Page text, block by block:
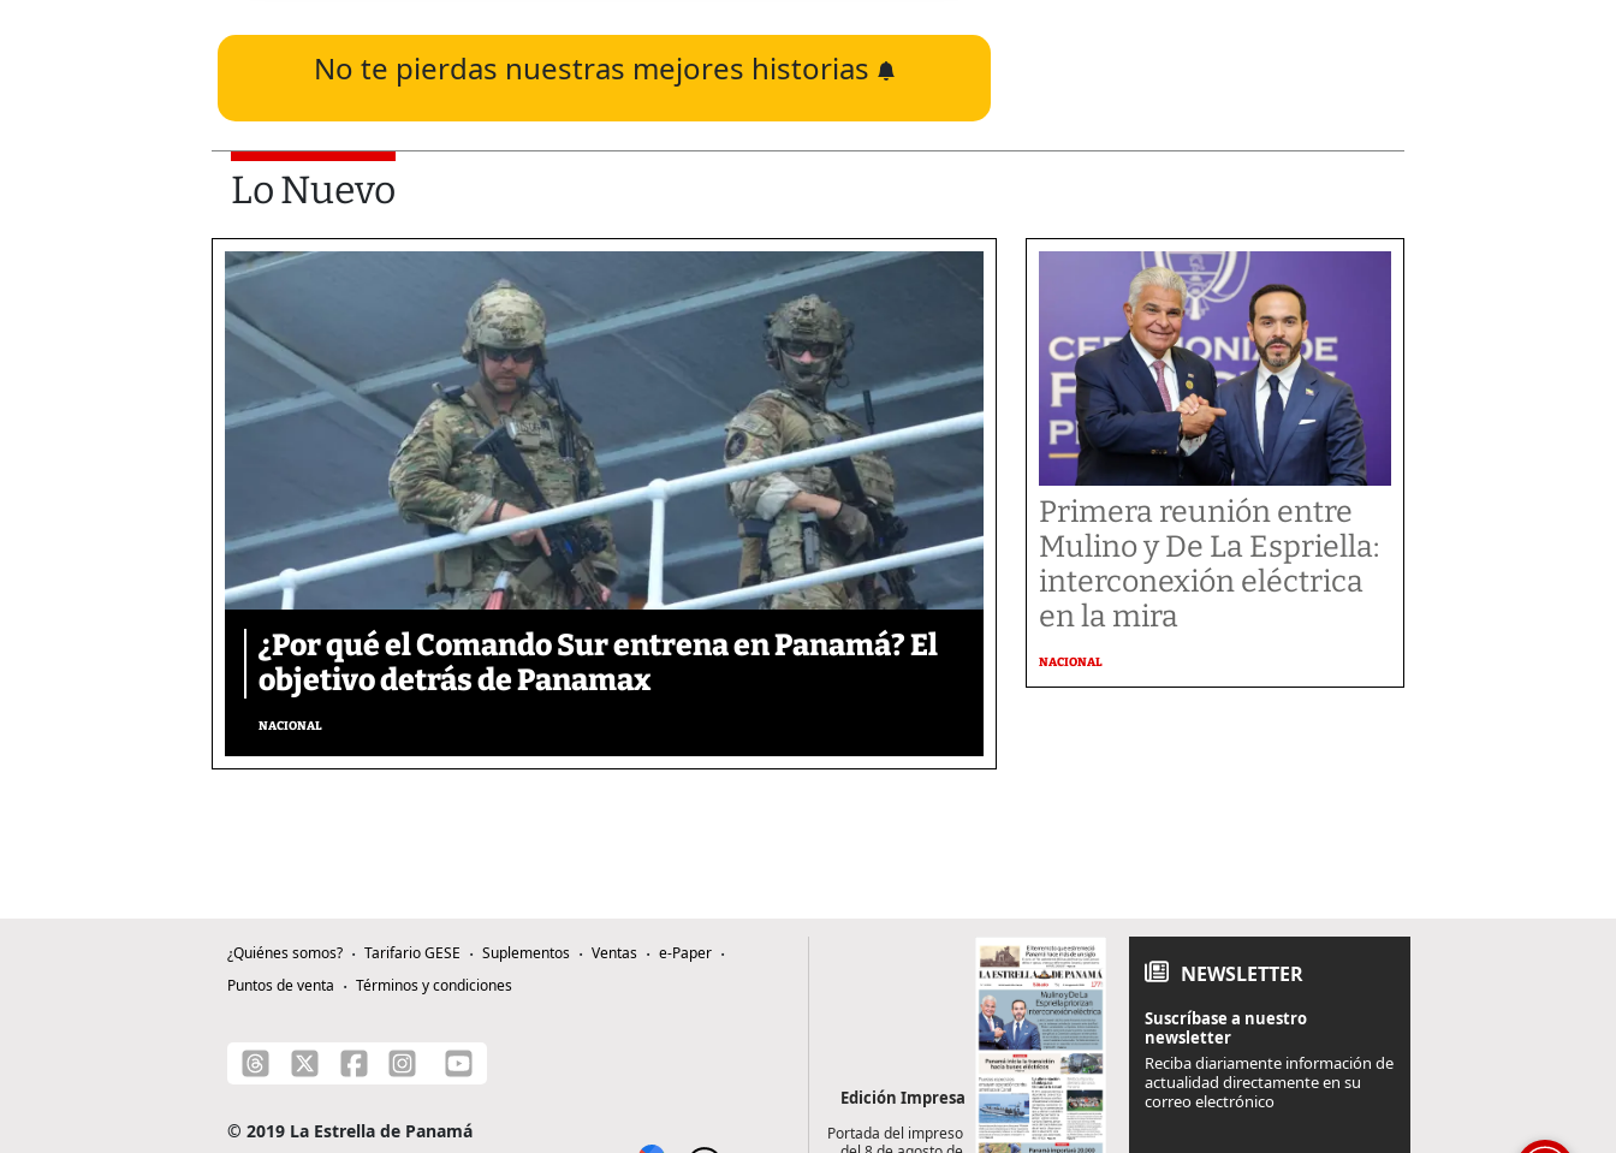
No te pierdas nuestras mejores historias
Lo Nuevo
¿Por qué el Comando Sur entrena en Panamá? El
objetivo detrás de Panamax
NACIONAL
Primera reunión entre
Mulino y De La Espriella:
interconexión eléctrica
en la mira
NACIONAL
¿Quiénes somos? Tarifario GESE Suplementos Ventas
e-Paper
Puntos de venta
Términos y condiciones
© 2019 La Estrella de Panamá
Edición Impresa
Portada del impreso
NEWSLETTER
Suscríbase a nuestro
newsletter
Reciba diariamente información de
actualidad directamente en su
correo electrónico